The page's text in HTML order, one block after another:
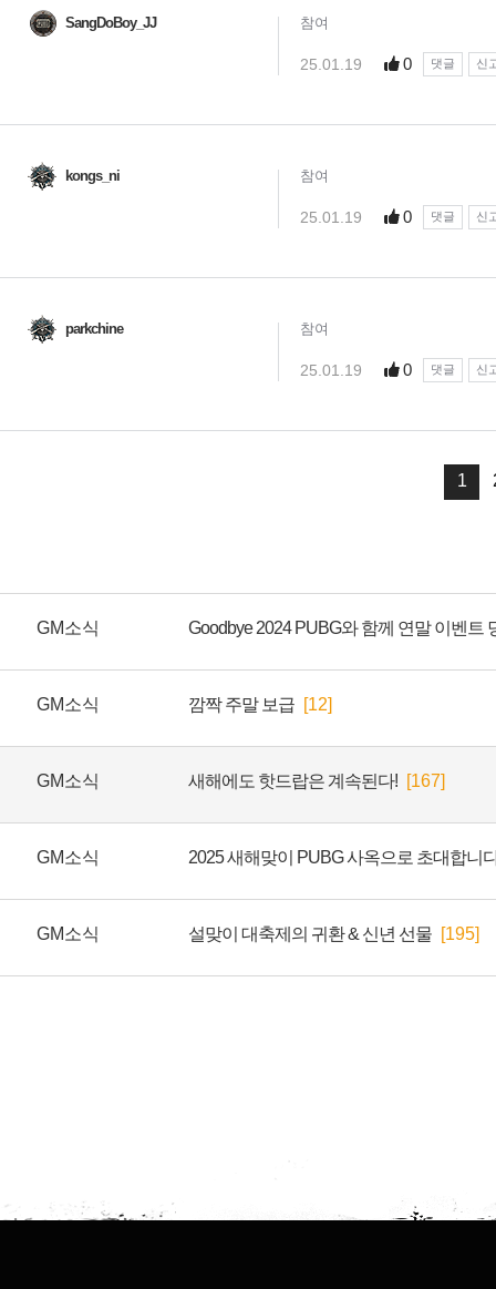
GM소식 Goodbye 2024 PUBG와 함께 연말 이벤트
GM소식 깜짝 주말 보급 [12]
GM소식 새해에도 핫드랍은 계속된다! [167]
GM소식
GM소식 설맞이 대축제의 귀환 & 신년 선물 [195]